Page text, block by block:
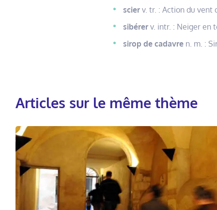
scier v. tr. : Action du vent
sibérer v. intr. : Neiger en
sirop de cadavre n. m. :
Articles sur le même thème